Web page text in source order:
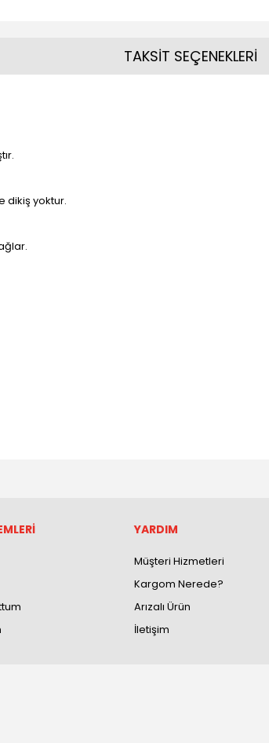
dikiş yoktur.
TAKSİT SEÇENEKLERİ
YARDIM
Müşteri Hizmetleri
Kargom Nerede?
Arızalı Ürün
İletişim